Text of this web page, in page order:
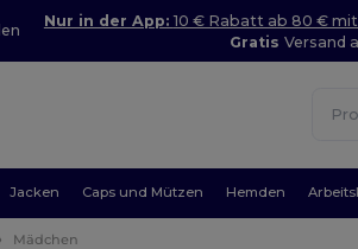
Nur in der App: 10 € Rabatt ab 80 € mit
GratisVersand
Jacken Caps und Mützen Hemden
Mädchen